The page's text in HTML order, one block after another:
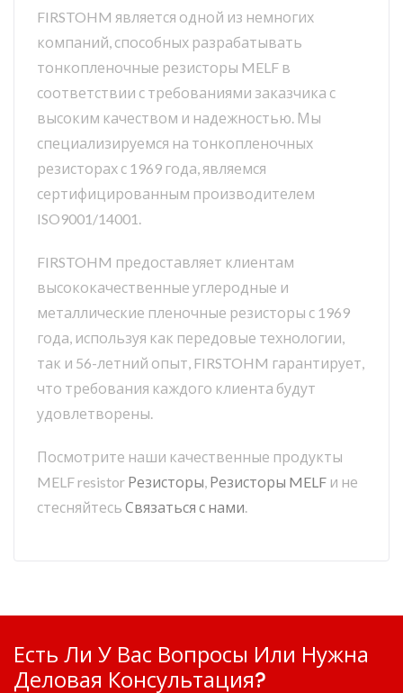
FIRSTOHM является одной из немногих
компаний, способных разрабатывать
тонкопленочные резисторы MELF в
соответствии с требованиями заказчика с
высоким качеством и надежностью. Мы
специализируемся на тонкопленочных
резисторах с 1969 года, являемся
сертифицированным производителем
ISO9001/14001.
FIRSTOHM предоставляет клиентам
высококачественные углеродные и
металлические пленочные резисторы с 1969
года, используя как передовые технологии,
так и 56-летний опыт, FIRSTOHM гарантирует,
что требования каждого клиента будут
удовлетворены.
Посмотрите наши качественные продукты
MELF resistor Резисторы, Резисторы MELF и не
стесняйтесь Связаться с нами.
Есть Ли У Вас Вопросы Или Нужна
Деловая Консультация?